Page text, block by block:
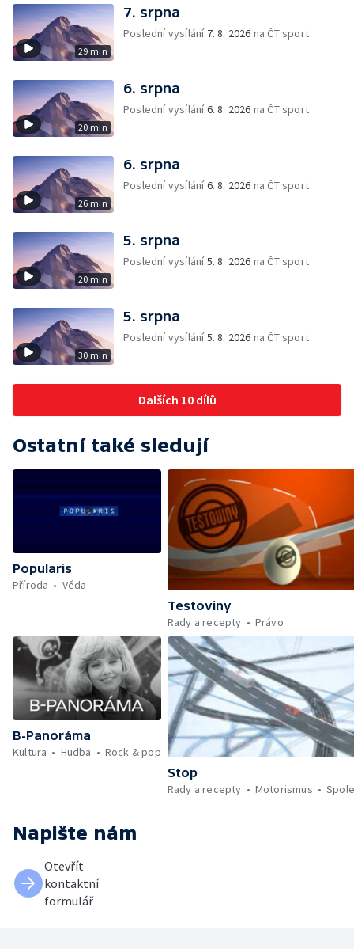
29 min
7. srpna
Poslední vysílání 7. 8. 2026 na ČT sport
20 min
6. srpna
Poslední vysílání6. 8. 2026 na ČT sport
26 min
6. srpna
Poslední vysílání6. 8. 2026 na ČT sport
20 min
5. srpna
Poslední vysílání5. 8. 2026 na ČT sport
30 min
5. srpna
Poslední vysílání5. 8. 2026 na ČT sport
Dalších 10 dílů
Ostatní také sledují
Popularis
Příroda
Věda
Testoviny
Rady a recepty
Právo
B-Panoráma
Kultura
Hudba
Rock & pop
Stop
Rady a recepty
Motorismus
Napište nám
Otevřít
kontaktní
formulář